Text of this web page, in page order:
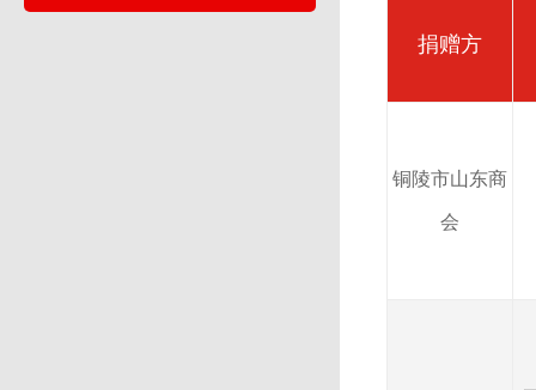
捐赠方
铜陵市山东商
会